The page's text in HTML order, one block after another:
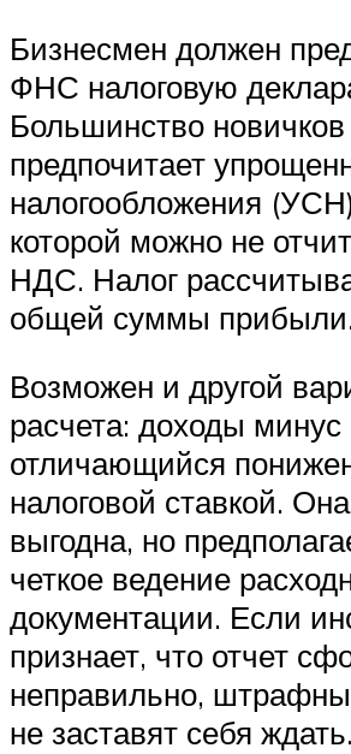
Бизнесмен должен
ФНС налоговую
Большинство новичков
предпочитает
налогообложения
которой можно не
НДС. Налог
общей суммы
Возможен и другой
расчета: доходы
отличающийся
налоговой ставкой.
выгодна, но
четкое ведение
документации. Если
признает, что отчет
неправильно,
не заставят себя ждать.